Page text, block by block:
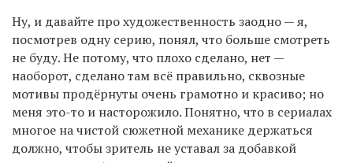
Ну, и давайте про художественность заодно — я,
посмотрев одну серию, понял, что больше смотреть
не буду. Не потому, что плохо сделано, нет —
наоборот, сделано там всё правильно, сквозные
мотивы продёрнуты очень грамотно и красиво; но
меня это-то и насторожило. Понятно, что в сериалах
многое на чистой сюжетной механике держаться
должно, чтобы зритель не уставал за добавкой